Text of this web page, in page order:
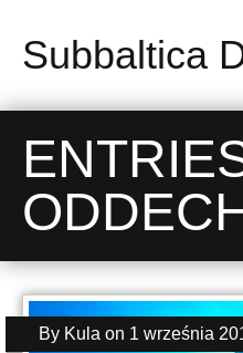
Subbaltica
By Kula on 1 września